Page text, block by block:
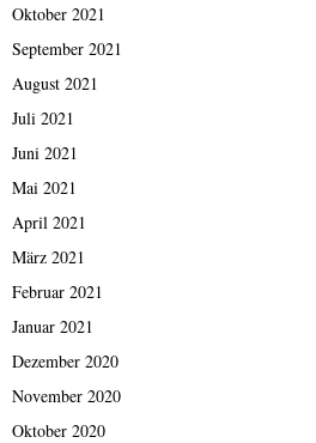
Oktober 2021
September 2021
August 2021
Juli 2021
Juni 2021
Mai 2021
April 2021
März 2021
Februar 2021
Januar 2021
Dezember 2020
November 2020
Oktober 2020